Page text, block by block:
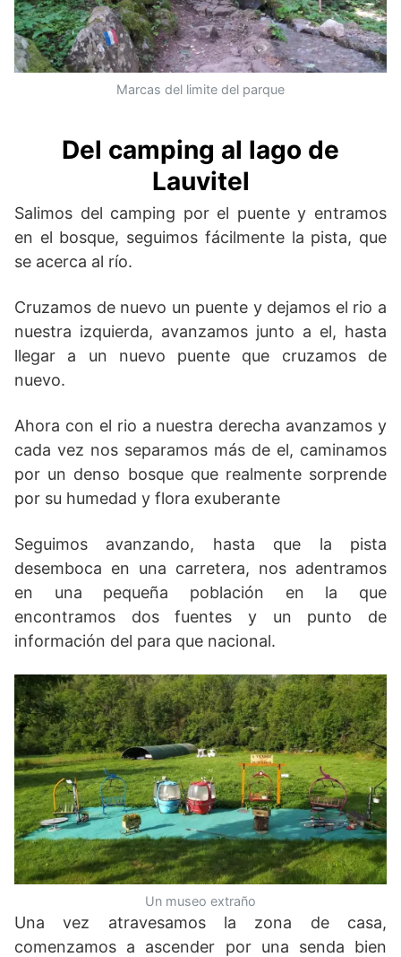
Marcas del limite del parque
Del camping al lago de
Lauvitel
Salimos del camping por el puente y entramos
en el bosque, seguimos fácilmente la pista, que
se acerca al río.
Cruzamos de nuevo un puente y dejamos el rio a
nuestra izquierda, avanzamos junto a el, hasta
llegar a un nuevo puente que cruzamos de
nuevo.
Ahora con el rio a nuestra derecha avanzamos y
cada vez nos separamos más de el, caminamos
por un denso bosque que realmente sorprende
por su humedad y flora exuberante
Seguimos avanzando, hasta que la pista
desemboca en una carretera, nos adentramos
en una pequeña población en la que
encontramos dos fuentes y un punto de
información del para que nacional.
Un museo extraño
Una vez atravesamos la zona de casa,
comenzamos a ascender por una senda bien